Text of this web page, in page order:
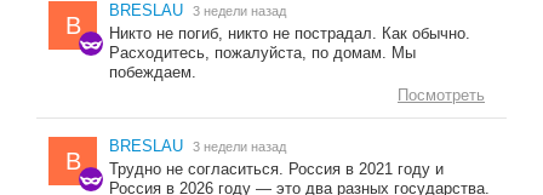
B
BRESLAU 3 недели назад
Никто не погиб, никто не пострадал. Как обычно.
Расходитесь, пожалуйста, по домам. Мы
побеждаем.
Посмотреть
B
BRESLAU 3 недели назад
Трудно не согласиться. Россия в 2021 году и
Россия в 2026 году — это два разных государства.